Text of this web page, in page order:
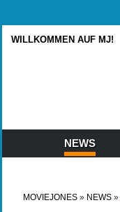
WILLKOMMEN AUF MJ!
NEWS
MOVIEJONES NEWS